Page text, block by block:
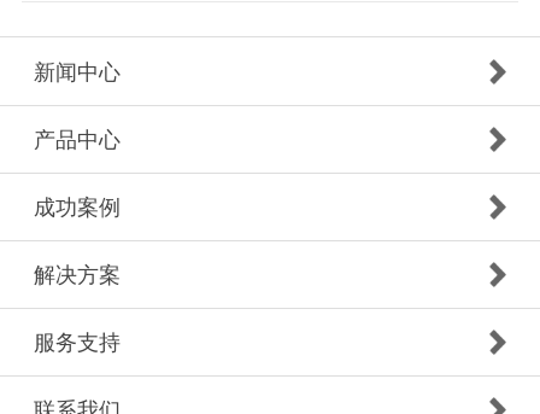
新闻中心
产品中心
成功案例
解决方案
服务支持